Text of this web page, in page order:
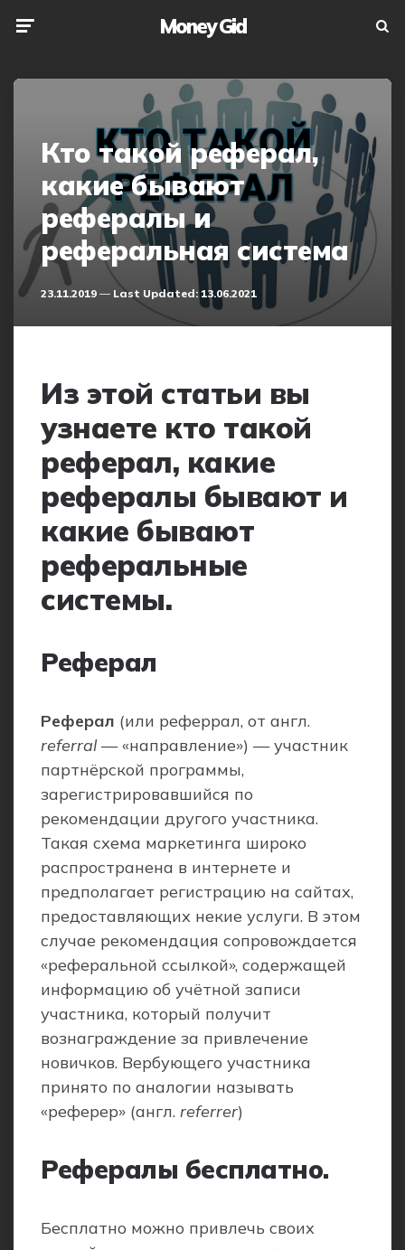
Money Gid
Кто такой реферал,
какие бывают
рефералы и
реферальная система
23.11.2019 Last Updated: 13.06.2021
Из этой статьи вы
узнаете кто такой
реферал, какие
рефералы бывают и
какие бывают
реферальные
системы.
Реферал
Реферал (или реферрал, от англ.
referral— «направление») — участник
партнёрской программы,
зарегистрировавшийся по
рекомендации другого участника.
Такая схема маркетинга широко
распространена в интернете и
предполагает регистрацию на сайтах,
предоставляющих некие услуги. В этом
случае рекомендация сопровождается
«реферальной ссылкой», содержащей
информацию об учётной записи
участника, который получит
вознаграждение за привлечение
новичков. Вербующего участника
принято по аналогии называть
«реферер» (англ. referrer)
Рефералы бесплатно.
Бесплатно можно привлечь своих